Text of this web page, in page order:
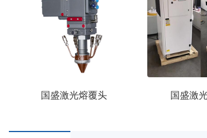
国盛激光熔覆头 国盛激